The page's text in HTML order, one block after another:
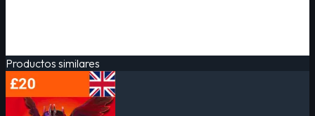
Productos similares